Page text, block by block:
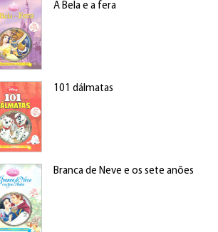
A Bela e a fera
101 dálmatas
Branca de Neve e os sete anões